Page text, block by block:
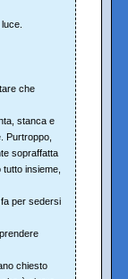
che
stanca e
Purtroppo,
sopraffatta
insieme,
per sedersi
chiesto